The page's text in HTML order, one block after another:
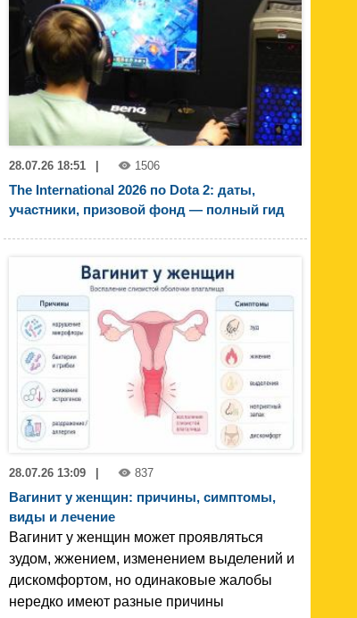
28.07.26 18:51 1506
The International 2026 по Dota 2: даты,
участники, призовой фонд — полный гид
28.07.26 13:09 | 837
Вагинит у женщин: причины, симптомы,
виды и лечение
Вагинит у женщин может проявляться
зудом, жжением, изменением выделений и
дискомфортом, но одинаковые жалобы
нередко имеют разные причины